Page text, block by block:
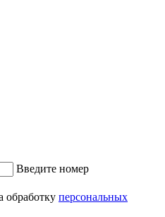
Введите номер
обработку персональных